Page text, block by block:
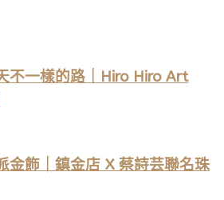
不一樣的路｜Hiro Hiro Art
金飾｜鎮金店 X 蔡詩芸聯名珠